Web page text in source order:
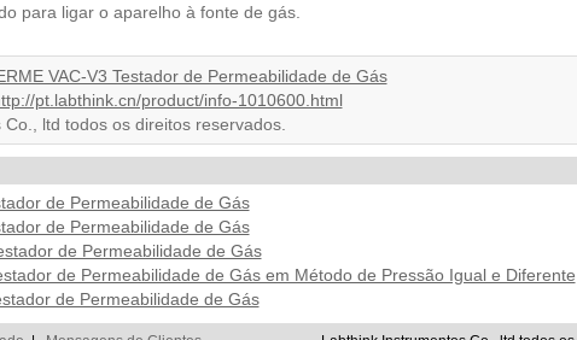
para ligar o aparelho à fonte de gás.
VAC-V3 Testador de Permeabilidade de Gás
pt.labthink.cn/product/info-1010600.html
ltd todos os direitos reservados.
de Permeabilidade de Gás
de Permeabilidade de Gás
de Permeabilidade de Gás
de Permeabilidade de Gás em Método de Pressão Igual e Diferente
de Permeabilidade de Gás